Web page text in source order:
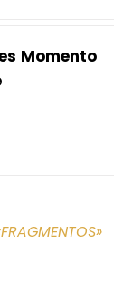
Momento